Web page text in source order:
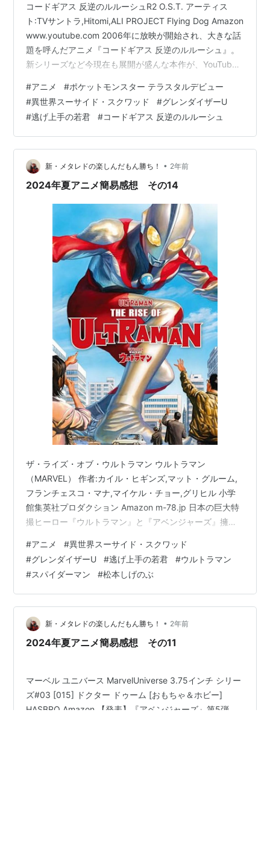
コードギアス 反逆のルルーシュR2 O.S.T. アーティス
ト:TVサントラ,Hitomi,ALI PROJECT Flying Dog Amazon
www.youtube.com 2006年に放映が開始され、大きな話
題を呼んだアニメ『コードギアス 反逆のルルーシュ』。
新シリーズなど今現在も展開が盛んな本作が、YouTube
ら毎週日曜に3話ずつ公開していくという方式で、
『R2』までの全50話を見れる中々に太っ腹な企画となっ
ています。曰く主人公のルルーシュの誕生日である12月5
日に間に合うようにスケジュールが組まれているとのこ
とで、本編を全て…
#アニメ #ポケットモンスター テラスタルデビュー
#異世界スーサイド・スクワッド #グレンダイザーU
#逃げ上手の若君 #コードギアス 反逆のルルーシュ
新・メタレドの楽しんだもん勝ち！ • 2年前
2024年夏アニメ簡易感想 その14
ザ・ライズ・オブ・ウルトラマン ウルトラマン
（MARVEL） 作者:カイル・ヒギンズ,マット・グルーム,
フランチェスコ・マナ,マイケル・チョー,グリヒル 小学
館集英社プロダクション Amazon m-78.jp 日本の巨大特
撮ヒーロー『ウルトラマン』と『アベンジャーズ』擁す
表されました。ウルトラマンのアメコミが発行されたり
日本でアベンジャーズのアニメが放送されたりといった
前例はあれど、両者が本格的にタッグを組むのは中々に
珍しい事態です。早速アメリカ側では『Ultraman x
Avengers』のコミックが発売されるとのことで、大きさ
など様々な…
#アニメ #異世界スーサイド・スクワッド
#グレンダイザーU #逃げ上手の若君 #ウルトラマン
#スパイダーマン #松本しげのぶ
新・メタレドの楽しんだもん勝ち！ • 2年前
2024年夏アニメ簡易感想 その11